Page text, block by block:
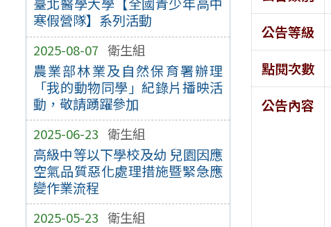
寒假營隊】系列活動
2025-08-07 衛生組
農業部林業及自然保育署辦理
「我的動物同學」紀錄片播映活
動，敬請踴躍參加
2025-06-23 衛生組
高級中等以下學校及幼 兒園因應
空氣品質惡化處理措施暨緊急應
變作業流程
2025-05-23 衛生組
公告等級
點閱次數
公告內容